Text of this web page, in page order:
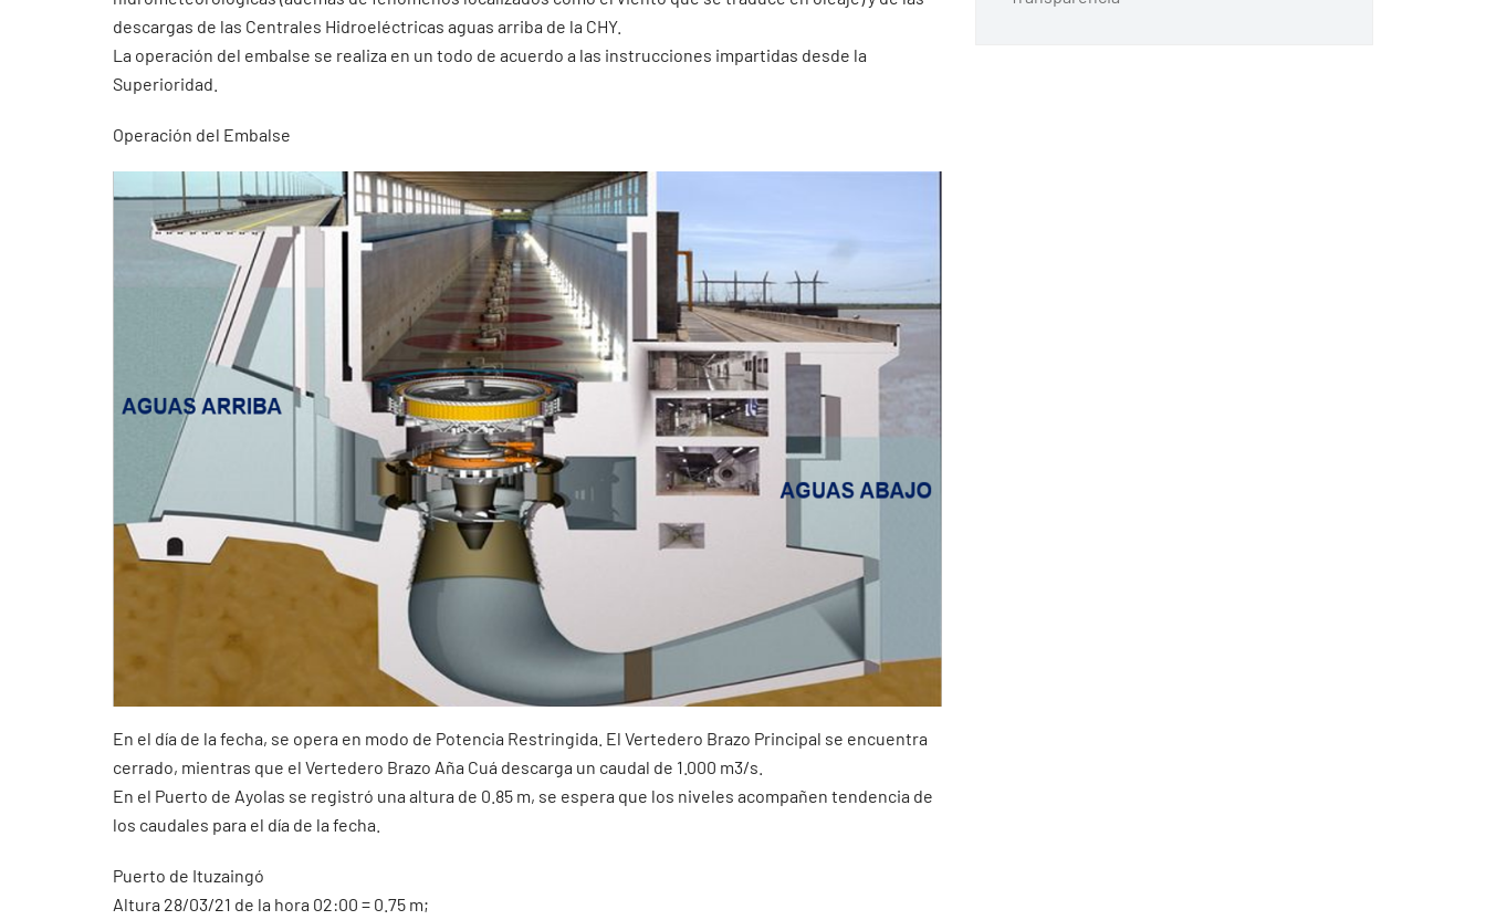
descargas de las Centrales Hidroeléctricas aguas arriba de la CHY.
La operación del embalse se realiza en un todo de acuerdo a las instrucciones impartidas desde la
Superioridad.
Operación del Embalse
En el día de la fecha, se opera en modo de Potencia Restringida. El Vertedero Brazo Principal se encuentra
cerrado, mientras que el Vertedero Brazo Aña Cuá descarga un caudal de 1.000 m3/s.
En el Puerto de Ayolas se registró una altura de 0.85 m, se espera que los niveles acompañen tendencia de
los caudales para el día de la fecha.
Puerto de Ituzaingó
Altura 28/03/21 de la hora 02:00 = 0.75 m;